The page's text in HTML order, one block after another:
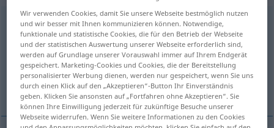
zagala [θaˈɣala]f
Übersicht aller Übersetzungen
(Für mehr Details die Übersetzung anklicken/antippen)
Hirtenmädchen, junges Mädchen
Wir verwenden Cookies, damit Sie unsere Webseite bestmöglich nutzen
und wir besser mit Ihnen kommunizieren können. Notwendige,
funktionale und statistische Cookies, die für den Betrieb der Webseite
und der statistischen Auswertung unserer Webseite erforderlich sind,
werden auf Grundlage unserer Vorauswahl immer auf Ihrem Endgerät
gespeichert. Marketing-Cookies und Cookies, die der Bereitstellung
personalisierter Werbung dienen, werden nur gespeichert, wenn Sie uns
durch einen Klick auf den „Akzeptieren“-Button Ihr Einverständnis
geben. Klicken Sie ansonsten auf „Fortfahren ohne Akzeptieren“. Sie
können Ihre Einwilligung jederzeit für zukünftige Besuche unserer
Webseite widerrufen. Wenn Sie weitere Informationen zu den Cookies